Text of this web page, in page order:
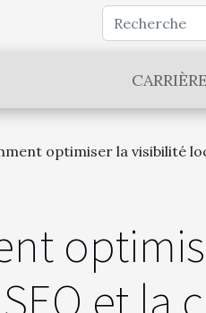
CARRIÈRE
optimiser la visibilité
et la